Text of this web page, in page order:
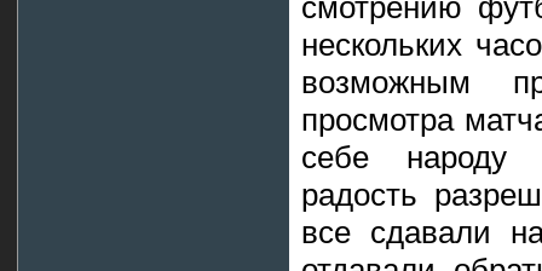
смотрению
нескольких
возможным
просмотра
себе народу
радость
все сдавали